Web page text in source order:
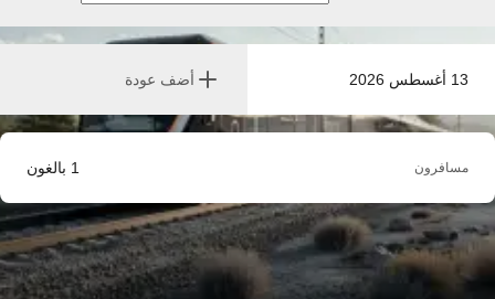
13 أغسطس 2026 أضف عودة
مسافرون 1 بالغون